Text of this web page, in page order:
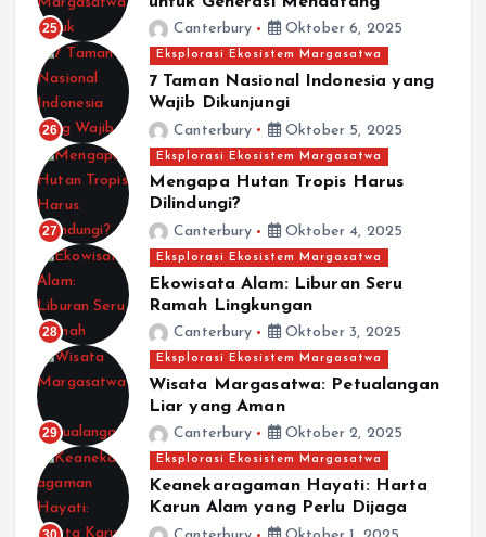
25 Canterbury Oktober 6, 2025
26
Eksplorasi Ekosistem Margasatwa
7 Taman Nasional Indonesia yang
Wajib Dikunjungi
Canterbury Oktober 5, 2025
27
Eksplorasi Ekosistem Margasatwa
Mengapa Hutan Tropis Harus
Dilindungi?
Canterbury Oktober 4, 2025
28
Eksplorasi Ekosistem Margasatwa
Ekowisata Alam: Liburan Seru
Ramah Lingkungan
Canterbury Oktober 3, 2025
29
Eksplorasi Ekosistem Margasatwa
Wisata Margasatwa: Petualangan
Liar yang Aman
Canterbury Oktober 2, 2025
Eksplorasi Ekosistem Margasatwa
Keanekaragaman Hayati: Harta
Karun Alam yang Perlu Dijaga